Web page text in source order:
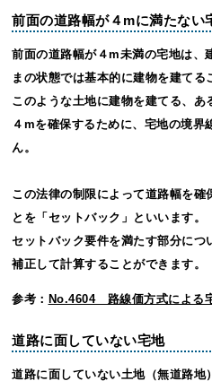
前面の道路幅が４mに満たない
前面の道路幅が４m未満の宅地は、
まの状態では基本的に建物を建てる
このような土地に建物を建てる、
４mを確保するために、宅地の境界
ん。
この法律の制限によって道路幅を確
とを「セットバック」といいます。
セットバック要件を満たす部分に
補正して計算することができます。
参考： No.4604 路線価方式による
道路に面していない宅地
道路に面していない土地（無道路地